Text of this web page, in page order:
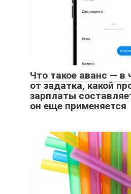
Что такое аванс — в
от задатка, какой
зарплаты
он еще применяется